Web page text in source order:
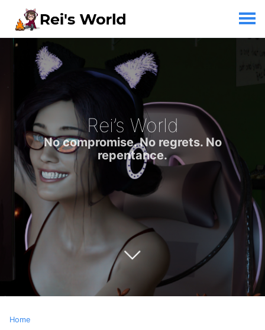
Rei’s World
No compromise. No regrets. No
repentance.
Home